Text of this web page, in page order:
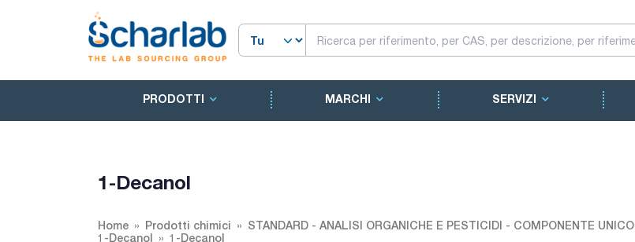
PRODOTTI MARCHI SERVIZI
1-Decanol
Home Prodotti chimici
STANDARD - ANALISI ORGANICHE E PESTICIDI - COMPONENTE UNICO
1-Decanol
1-Decanol